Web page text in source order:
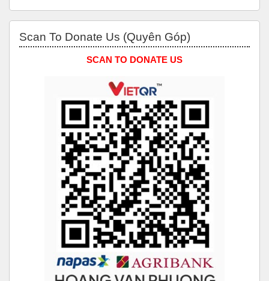
Scan To Donate Us (Quyên Góp)
SCAN TO DONATE US